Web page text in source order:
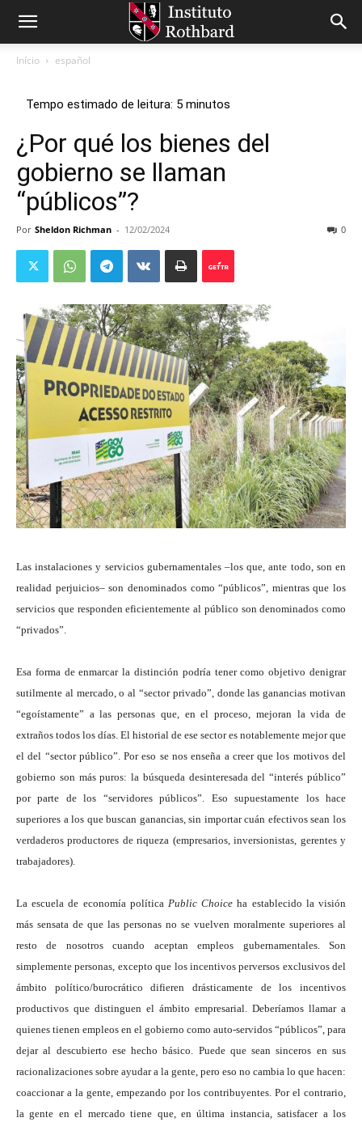
Início español
¿Por qué los bienes del
gobierno se llaman
“públicos”?
Por Sheldon Richman - 12/02/2024 0
Las instalaciones y servicios gubernamentales –los que, ante todo, son en
realidad perjuicios– son denominados como “públicos”, mientras que los
servicios que responden eficientemente al público son denominados como
“privados”.
Esa forma de enmarcar la distinción podría tener como objetivo denigrar
sutilmente al mercado, o al “sector privado”, donde las ganancias motivan
“egoístamente” a las personas que, en el proceso, mejoran la vida de
extraños todos los días. El historial de ese sector es notablemente mejor que
el del “sector público”. Por eso se nos enseña a creer que los motivos del
gobierno son más puros: la búsqueda desinteresada del “interés público”
por parte de los “servidores públicos”. Eso supuestamente los hace
superiores a los que buscan ganancias, sin importar cuán efectivos sean los
verdaderos productores de riqueza (empresarios, inversionistas, gerentes y
trabajadores).
La escuela de economía política Public Choice ha establecido la visión
más sensata de que las personas no se vuelven moralmente superiores al
resto de nosotros cuando aceptan empleos gubernamentales. Son
simplemente personas, excepto que los incentivos perversos exclusivos del
ámbito político/burocrático difieren drásticamente de los incentivos
productivos que distinguen el ámbito empresarial. Deberíamos llamar a
quienes tienen empleos en el gobierno como auto-servidos “públicos”, para
dejar al descubierto ese hecho básico. Puede que sean sinceros en sus
racionalizaciones sobre ayudar a la gente, pero eso no cambia lo que hacen:
coaccionar a la gente, empezando por los contribuyentes. Por el contrario,
la gente en el mercado tiene que, en última instancia, satisfacer a los